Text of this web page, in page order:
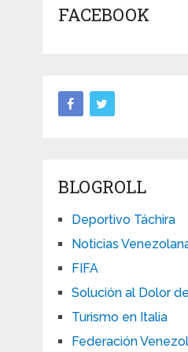
FACEBOOK
BLOGROLL
Deportivo Táchira
Noticias
FIFA
Solución al Dolor
Turismo en Italia
Federación